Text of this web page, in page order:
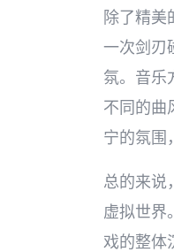
除了精美
一次剑刃
氛。音乐
不同的曲
宁的氛围
总的来说
虚拟世界
戏的整体